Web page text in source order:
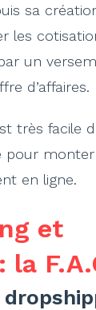
sa
les
un
d’affaires.
très facile
pour
en ligne.
et